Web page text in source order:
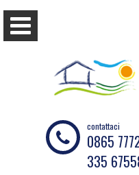
contattaci
0865
335